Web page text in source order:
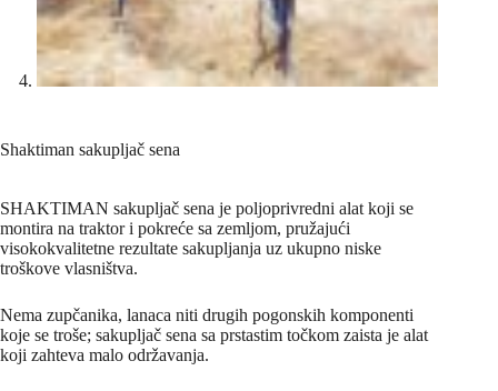
Shaktiman sakupljač sena
SHAKTIMAN sakupljač sena je poljoprivredni alat koji se
montira na traktor i pokreće sa zemljom, pružajući
visokokvalitetne rezultate sakupljanja uz ukupno niske
troškove vlasništva.
Nema zupčanika, lanaca niti drugih pogonskih komponenti
koje se troše; sakupljač sena sa prstastim točkom zaista je alat
koji zahteva malo održavanja.